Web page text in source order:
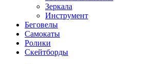
Зеркала
Инструмент
Беговелы
Самокаты
Ролики
Скейтборды